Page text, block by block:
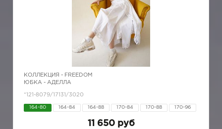
КОЛЛЕКЦИЯ - FREEDOM
ЮБКА - АДЕЛЛА
*121-8079/17131/3020
164-80 164-84 164-88 170-84 170-88 170-96
11 650 руб